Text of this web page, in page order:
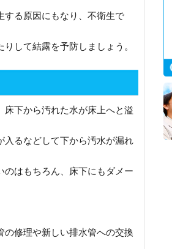
する原因にもなり、不衛生で
して結露を予防しましょう。
下から汚れた水が床上へと溢
入るなどして下から汚水が漏れ
はもちろん、床下にもダメー
の修理や新しい排水管への交換